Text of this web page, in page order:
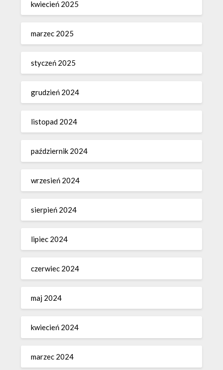
kwiecień 2025
marzec 2025
styczeń 2025
grudzień 2024
listopad 2024
październik 2024
wrzesień 2024
sierpień 2024
lipiec 2024
czerwiec 2024
maj 2024
kwiecień 2024
marzec 2024